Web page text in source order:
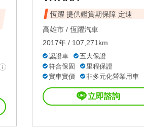
恆躍 提供鑑賞期保障 定速
高雄市 /恆躍汽車
2017年 / 107,271km
認證車
五大保證
符合保固
里程保證
實車實價
非多元化營業用車
立即諮詢